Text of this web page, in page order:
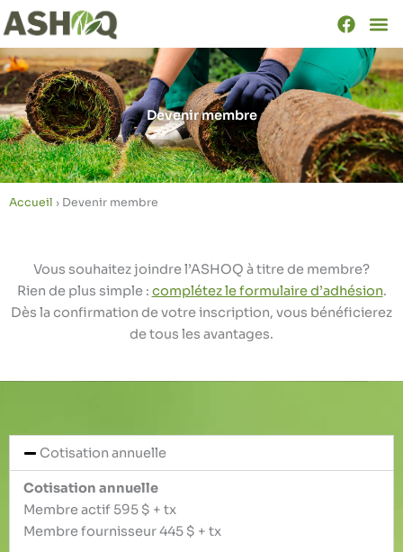
Aller
au
contenu
Devenir membre
Accueil › Devenir membre
Vous souhaitez joindre l’ASHOQ à titre de membre?
Rien de plus simple : complétez le formulaire d’adhésion.
Dès la confirmation de votre inscription, vous bénéficierez
de tous les avantages.
Cotisation annuelle
Cotisation annuelle
Membre actif 595 $ + tx
Membre fournisseur 445 $ + tx